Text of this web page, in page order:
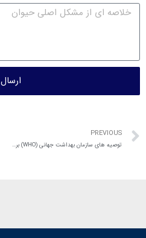
ارسال
PREVIOUS
توصیه های سازمان بهداشت جهانی (WHO) برای مقابله با مقاومت ضد میکروبی